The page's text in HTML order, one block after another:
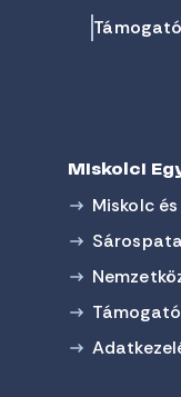
Miskolci
Miskolc